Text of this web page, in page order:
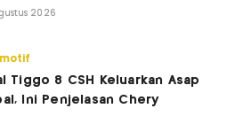
2026
Tiggo 8 CSH Keluarkan Asap
Ini Penjelasan Chery